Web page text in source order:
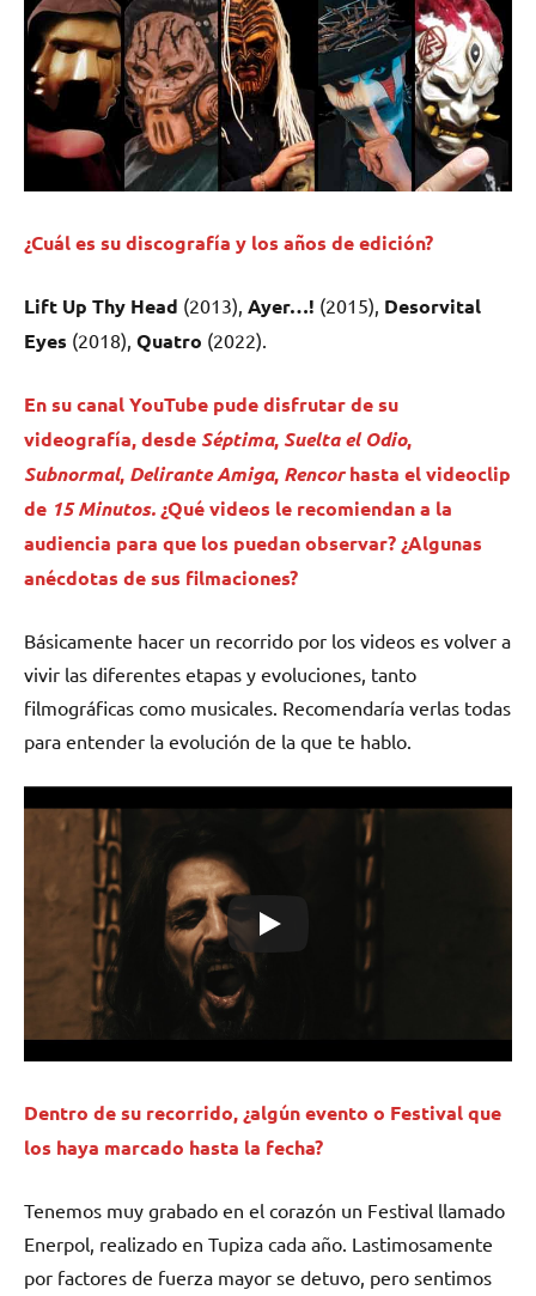
¿Cuál es su discografía y los años de edición?
Lift Up Thy Head (2013), Ayer…! (2015), Desorvital
Eyes (2018), Quatro (2022).
En su canal YouTube pude disfrutar de su
videografía, desdeSéptima,Suelta el Odio,
Subnormal, Delirante Amiga, Rencorhasta el videoclip
de 15 Minutos.¿Qué videos le recomiendan a la
audiencia para que los puedan observar? ¿Algunas
anécdotas de sus filmaciones?
Básicamente hacer un recorrido por los videos es volver a
vivir las diferentes etapas y evoluciones, tanto
filmográficas como musicales. Recomendaría verlas todas
para entender la evolución de la que te hablo.
Dentro de su recorrido, ¿algún evento o Festival que
los haya marcado hasta la fecha?
Tenemos muy grabado en el corazón un Festival llamado
Enerpol, realizado en Tupiza cada año. Lastimosamente
por factores de fuerza mayor se detuvo, pero sentimos